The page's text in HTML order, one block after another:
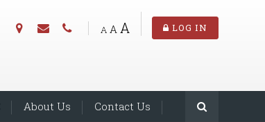
LOG IN
A A A
About Us Contact Us